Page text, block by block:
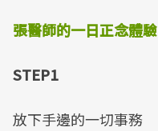
張醫師的一日正念體驗
STEP1
放下手邊的一切事務